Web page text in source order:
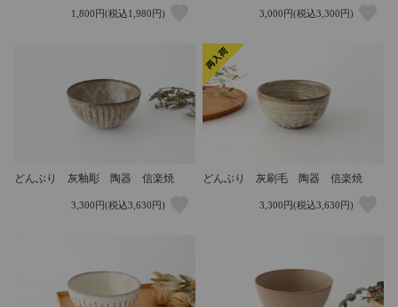
1,800円(税込1,980円) 3,000円(税込3,300円)
どんぶり 灰釉彫 陶器 信楽焼
3,300円(税込3,630円)
どんぶり 灰刷毛 陶器 信楽焼
3,300円(税込3,630円)